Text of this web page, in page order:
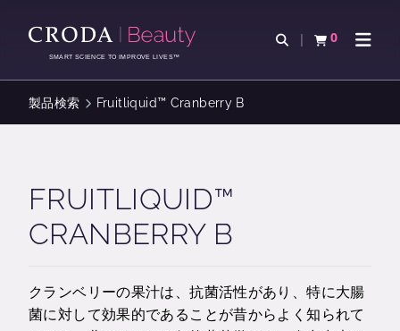
ン
を
ー
ス
SMART SCIENCE TO IMPROVE LIVES™
検索を開く
0
カートを確認す
ナビ
製品検索 Fruitliquid™ Cranberry B
FRUITLIQUID™
CRANBERRY B
クランベリーの果汁は、抗菌活性があり、特に大腸
菌に対して効果的であることが昔からよく知られて